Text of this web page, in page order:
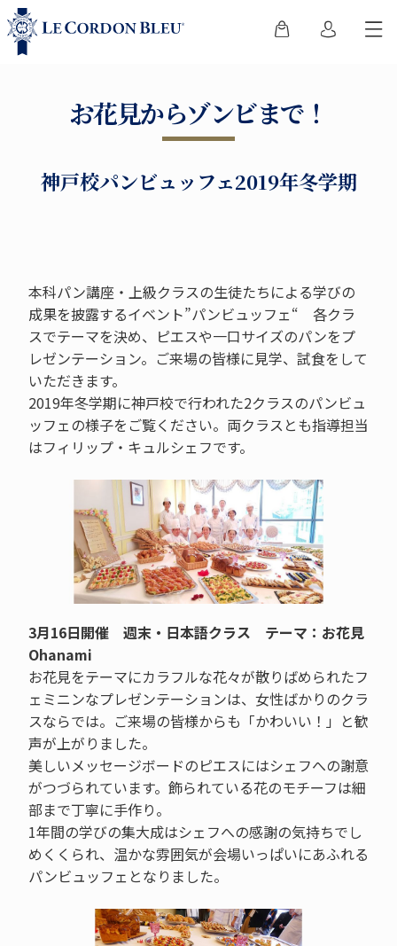
お花見からゾンビまで！
神戸校パンビュッフェ2019年冬学期
本科パン講座・上級クラスの生徒たちによる学びの
成果を披露するイベント”パンビュッフェ“ 各クラ
スでテーマを決め、ピエスや一口サイズのパンをプ
レゼンテーション。ご来場の皆様に見学、試食をして
いただきます。
2019年冬学期に神戸校で行われた2クラスのパンビュ
ッフェの様子をご覧ください。両クラスとも指導担当
はフィリップ・キュルシェフです。
3月16日開催 週末・日本語クラス テーマ：お花見
Ohanami
お花見をテーマにカラフルな花々が散りばめられたフ
ェミニンなプレゼンテーションは、女性ばかりのクラ
スならでは。ご来場の皆様からも「かわいい！」と歓
声が上がりました。
美しいメッセージボードのピエスにはシェフへの謝意
がつづられています。飾られている花のモチーフは細
部まで丁寧に手作り。
1年間の学びの集大成はシェフへの感謝の気持ちでし
めくくられ、温かな雰囲気が会場いっぱいにあふれる
パンビュッフェとなりました。